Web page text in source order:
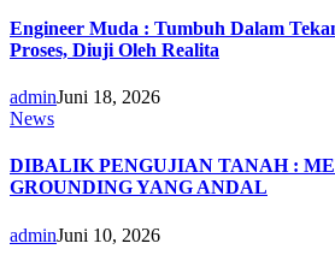
Engineer Muda : Tumbuh Dalam
Proses, Diuji Oleh Realita
adminJuni 18, 2026
News
DIBALIK PENGUJIAN TANAH :
GROUNDING YANG ANDAL
adminJuni 10, 2026